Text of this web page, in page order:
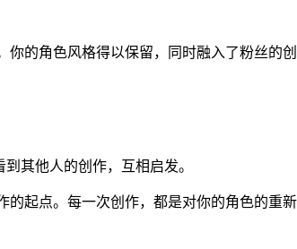
的角色风格得以保留，同时融入了粉丝的创
其他人的创作，互相启发。
的起点。每一次创作，都是对你的角色的重